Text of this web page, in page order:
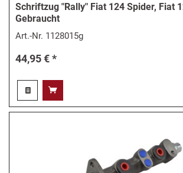
Schriftzug "Rally" Fiat 124 Spider, Fiat
Gebraucht
Art.-Nr. 1128015g
44,95 € *